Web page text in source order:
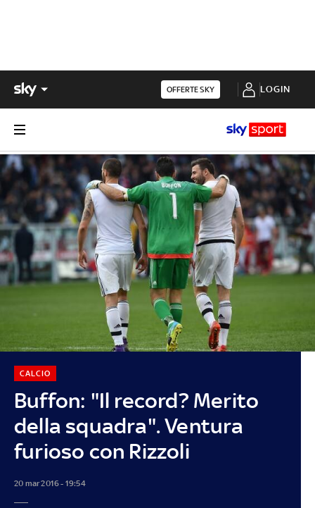
OFFERTE SKY LOGIN
Buffon: "Il record? Merito
della squadra". Ventura
furioso con Rizzoli
CALCIO
20 mar 2016 - 19:54